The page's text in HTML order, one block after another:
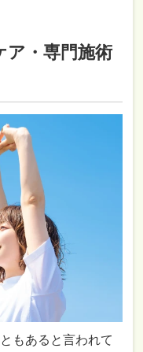
ア・専門施術
もあると言われて